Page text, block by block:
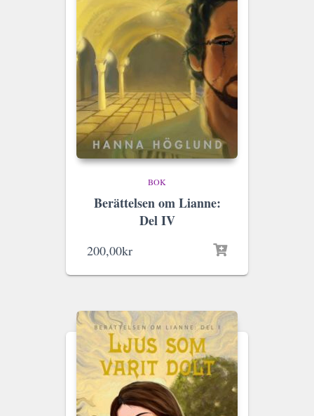
BOK
Berättelsen om Lianne:
Del IV
200,00kr